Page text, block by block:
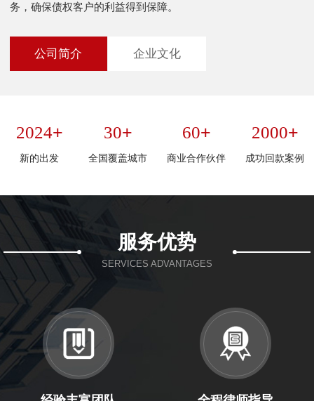
务，确保债权客户的利益得到保障。
公司简介 企业文化
2024+
新的出发
30+
全国覆盖城市
60+
商业合作伙伴
2000+
成功回款案例
服务优势
SERVICES ADVANTAGES